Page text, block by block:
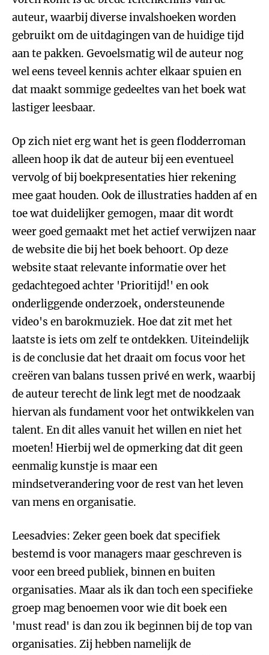
auteur, waarbij diverse invalshoeken worden
gebruikt om de uitdagingen van de huidige tijd
aan te pakken. Gevoelsmatig wil de auteur nog
wel eens teveel kennis achter elkaar spuien en
dat maakt sommige gedeeltes van het boek wat
lastiger leesbaar.
Op zich niet erg want het is geen flodderroman
alleen hoop ik dat de auteur bij een eventueel
vervolg of bij boekpresentaties hier rekening
mee gaat houden. Ook de illustraties hadden af en
toe wat duidelijker gemogen, maar dit wordt
weer goed gemaakt met het actief verwijzen naar
de website die bij het boek behoort. Op deze
website staat relevante informatie over het
gedachtegoed achter 'Prioritijd!' en ook
onderliggende onderzoek, ondersteunende
video's en barokmuziek. Hoe dat zit met het
laatste is iets om zelf te ontdekken. Uiteindelijk
is de conclusie dat het draait om focus voor het
creëren van balans tussen privé en werk, waarbij
de auteur terecht de link legt met de noodzaak
hiervan als fundament voor het ontwikkelen van
talent. En dit alles vanuit het willen en niet het
moeten! Hierbij wel de opmerking dat dit geen
eenmalig kunstje is maar een
mindsetverandering voor de rest van het leven
van mens en organisatie.
Leesadvies: Zeker geen boek dat specifiek
bestemd is voor managers maar geschreven is
voor een breed publiek, binnen en buiten
organisaties. Maar als ik dan toch een specifieke
groep mag benoemen voor wie dit boek een
'must read' is dan zou ik beginnen bij de top van
organisaties. Zij hebben namelijk de